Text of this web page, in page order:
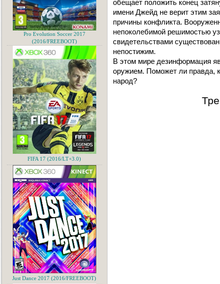
обещает положить конец
имени Джейд не верит этим
причины конфликта.
непоколебимой решимостью
свидетельствами
непостижим.
В этом мире дезинформация
оружием. Поможет ли правда,
народ?
Pro Evolution Soccer 2017
(2016/FREEBOOT)
FIFA 17 (2016/LT+3.0)
Just Dance 2017 (2016/FREEBOOT)